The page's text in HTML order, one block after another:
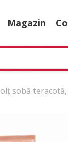
Magazin
sobă